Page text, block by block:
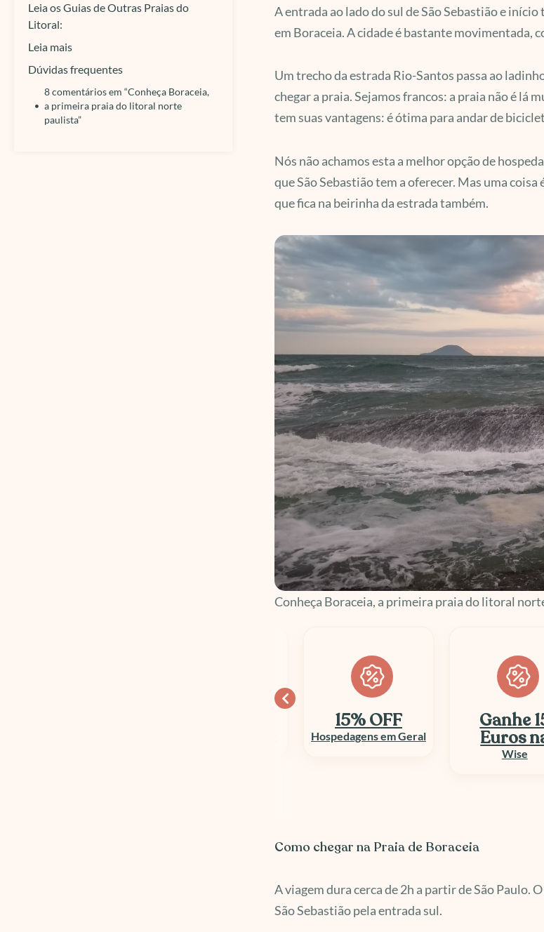
Leia os Guias de Outras Praias do
Litoral:
Leia mais
Dúvidas frequentes
8 comentários em “Conheça Boraceia,
a primeira praia do litoral norte
paulista”
A entrada ao lado do sul de São Sebastião e
em Boraceia. A cidade é bastante movimentada,
Um trecho da estrada Rio-Santos passa ao
chegar a praia. Sejamos francos: a praia não é lá
tem suas vantagens: é ótima para andar de
Nós não achamos esta a melhor opção de
que São Sebastião tem a oferecer. Mas uma
que fica na beirinha da estrada também.
Conheça Boraceia, a primeira praia do litoral
Ganhe 15
Euros na
Até 50%
E-SIM e Chip
Como chegar na Praia de Boraceia
A viagem dura cerca de 2h a partir de São Paulo.
São Sebastião pela entrada sul.